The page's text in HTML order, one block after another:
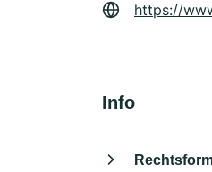
https://
Info